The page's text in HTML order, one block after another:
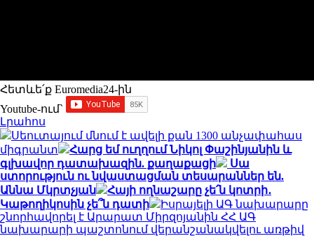
Հետևե՛ք Euromedia24-ին
Youtube-ում`
Լրահոս
Սեուտայում մնում է ավելի քան 1300 անչափահաս
միգրանտ
Հարց եմ ուղղում Նիկոլ Փաշինյանին և
գլխավոր դատախազին. քաղաքացի
Սա
ստորություն ու նվաստացման տեսարաններ են.
Աննա Մկրտչյան
Հայի ողնաշարը չե՛ն կոտրի․
Կաթողիկոսին չե՞ն դատի
Իսրայելի ԱԳ նախարարը
շնորհավորել է Արարատ Միրզոյանին ՀՀ ԱԳ
նախարարի պաշտոնում վերանշանակվելու առթիվ